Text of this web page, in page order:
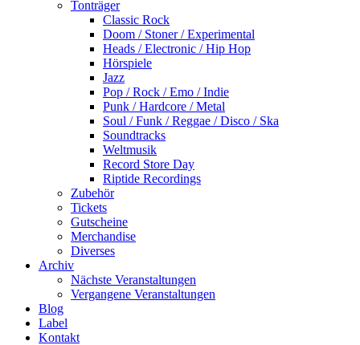
Tonträger
Classic Rock
Doom / Stoner / Experimental
Heads / Electronic / Hip Hop
Hörspiele
Jazz
Pop / Rock / Emo / Indie
Punk / Hardcore / Metal
Soul / Funk / Reggae / Disco / Ska
Soundtracks
Weltmusik
Record Store Day
Riptide Recordings
Zubehör
Tickets
Gutscheine
Merchandise
Diverses
Archiv
Nächste Veranstaltungen
Vergangene Veranstaltungen
Blog
Label
Kontakt